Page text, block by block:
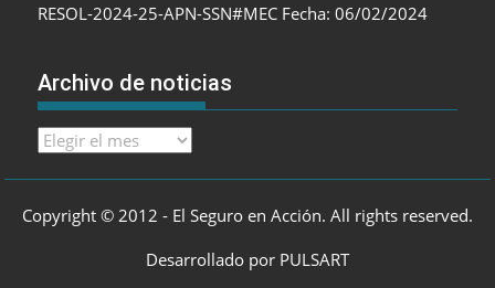
RESOL-2024-25-APN-SSN#MEC Fecha: 06/02/2024
Archivo de noticias
Archivo
Copyright © 2012 - El Seguro en Acción. All rights reserved.
Desarrollado por PULSART